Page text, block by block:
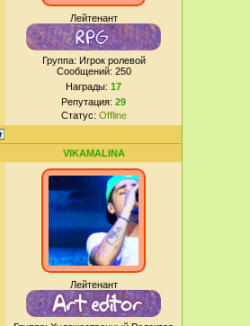
Лейтенант
Группа: Игрок ролевой
Сообщений: 250
Награды: 17
Репутация: 29
Статус: Offline
VIKAMALINA
Лейтенант